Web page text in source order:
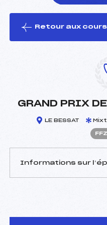
le ski
Retour aux
GRAND PRIX
LE BESSAT
Informations sur
D.T Adjoint :